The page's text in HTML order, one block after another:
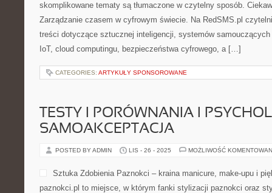
skomplikowane tematy są tłumaczone w czytelny sposób.
Zarządzanie czasem w cyfrowym świecie. Na RedSMS.pl
treści dotyczące sztucznej inteligencji, systemów
IoT, cloud computingu, bezpieczeństwa cyfrowego, a […]
CATEGORIES: ARTYKUŁY SPONSOROWANE
TESTY I PORÓWNANIA I
SAMOAKCEPTACJA
POSTED BY ADMIN LIS - 26 - 2025 MOŻLIWOŚĆ
Sztuka Zdobienia Paznokci – kraina manicure, make-upu i
paznokci.pl to miejsce, w którym fanki stylizacji paznokci oraz